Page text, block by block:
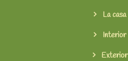
La casa
Interior
Exterior